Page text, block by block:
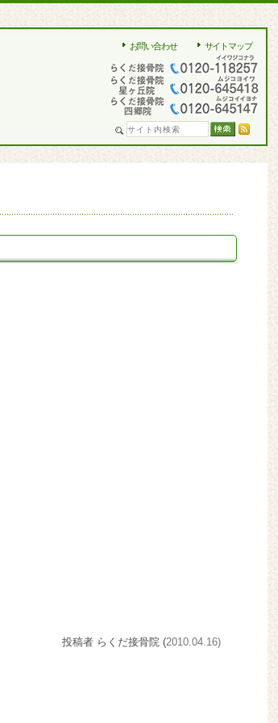
お問い合わせ サイトマップ
投稿者 らくだ接骨院 (2010.04.16)